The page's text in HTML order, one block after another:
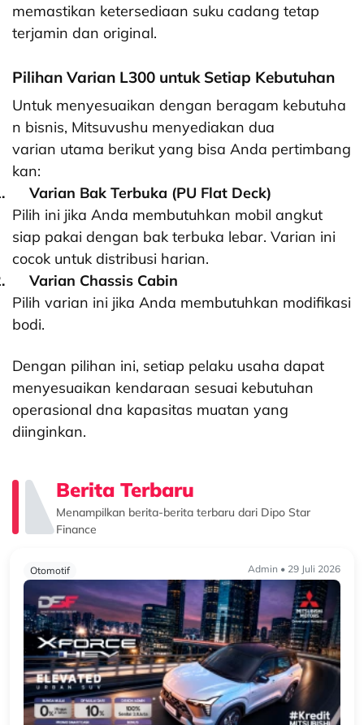
memastikan ketersediaan suku cadang tetap
terjamin dan original.
Pilihan Varian L300 untuk Setiap Kebutuhan
Untuk menyesuaikan dengan beragam kebutuha
n bisnis, Mitsuvushu menyediakan dua
varian utama berikut yang bisa Anda pertimbang
kan:
Varian Bak Terbuka (PU Flat Deck)
Pilih ini jika Anda membutuhkan mobil angkut
siap pakai dengan bak terbuka lebar. Varian ini
cocok untuk distribusi harian.
Varian Chassis Cabin
Pilih varian ini jika Anda membutuhkan modifikasi
bodi.
Dengan pilihan ini, setiap pelaku usaha dapat
menyesuaikan kendaraan sesuai kebutuhan
operasional dna kapasitas muatan yang
diinginkan.
Berita Terbaru
Menampilkan berita-berita terbaru dari Dipo Star
Finance
Otomotif Admin • 29 Juli 2026